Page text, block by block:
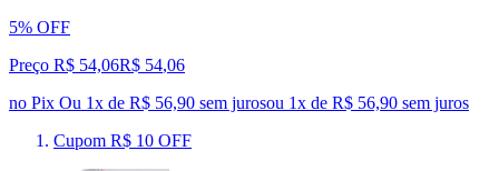
5% OFF
Preço R$ 54,06R$ 54,06
no Pix Ou 1x de R$ 56,90 sem jurosou 1x de R$ 56,90 sem juros
Cupom R$ 10 OFF